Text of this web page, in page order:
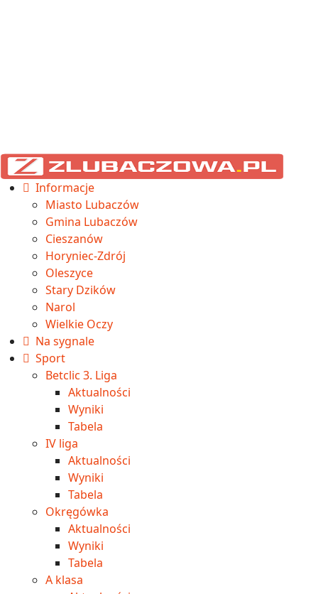
Informacje
Miasto Lubaczów
Gmina Lubaczów
Cieszanów
Horyniec-Zdrój
Oleszyce
Stary Dzików
Narol
Wielkie Oczy
Na sygnale
Sport
Betclic 3. Liga
Aktualności
Wyniki
Tabela
IV liga
Aktualności
Wyniki
Tabela
Okręgówka
Aktualności
Wyniki
Tabela
A klasa